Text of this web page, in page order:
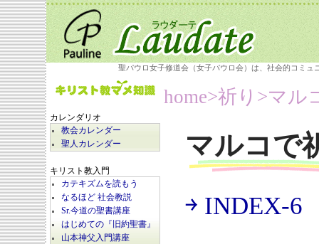
聖パウロ女子修道会（女子パウロ会）は、社会的コミ
カレンダリオ
教会カレンダー
聖人カレンダー
キリスト教入門
カテキズムを読もう
なるほど 社会教説
Sr.今道の聖書講座
はじめての『旧約聖書』
山本神父入門講座
home>祈り>マル
マルコで
￫ INDEX-6